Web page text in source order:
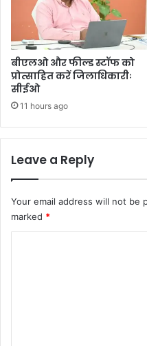
बीएलओ और फील्ड स्टॉफ को
प्रोत्साहित करें जिलाधिकारीः
सीईओ
11 hours ago
Leave a Reply
Your email address will not be
marked *